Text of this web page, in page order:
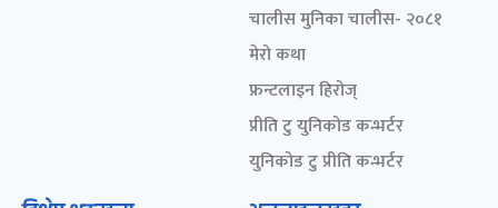
चालीस मुनिका चालीस- २०८१
मेरो कथा
फ्रन्टलाइन हिरोज्
प्रीति टु युनिकोड कन्भर्टर
युनिकोड टु प्रीति कन्भर्टर